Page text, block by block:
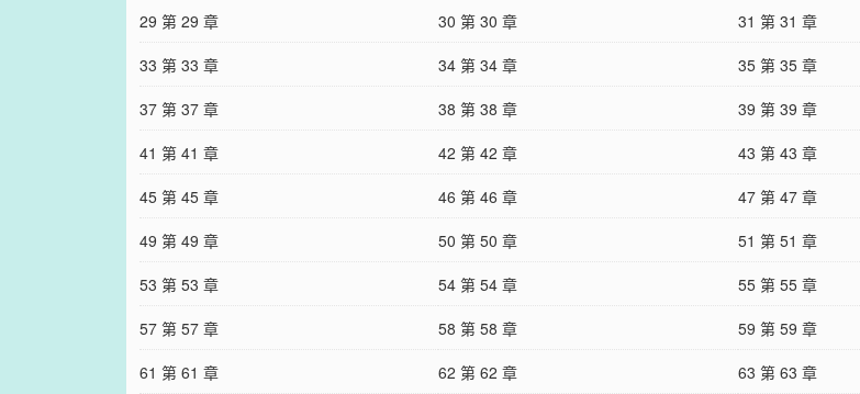
29 第 29 章
30 第 30 章 31 第 31 章
33 第 33 章
34 第 34 章 35 第 35 章
37 第 37 章
38 第 38 章 39 第 39 章
41 第 41 章
42 第 42 章 43 第 43 章
45 第 45 章
46 第 46 章 47 第 47 章
49 第 49 章
50 第 50 章 51 第 51 章
53 第 53 章
54 第 54 章 55 第 55 章
57 第 57 章
58 第 58 章 59 第 59 章
61 第 61 章
62 第 62 章 63 第 63 章